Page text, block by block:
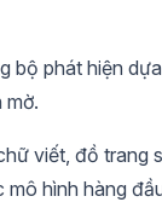
bộ phát hiện
mờ.
viết, đồ trang
mô hình hàng